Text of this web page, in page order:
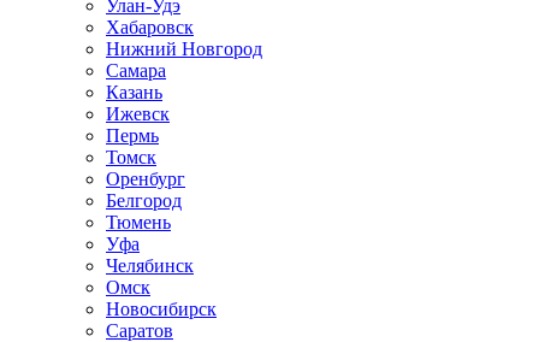
Улан-Удэ
Хабаровск
Нижний Новгород
Самара
Казань
Ижевск
Пермь
Томск
Оренбург
Белгород
Тюмень
Уфа
Челябинск
Омск
Новосибирск
Саратов